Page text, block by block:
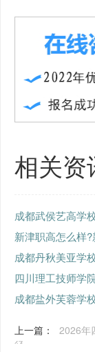
相关资
成都武侯艺高学
新津职高怎么样
成都丹秋美亚学
四川理工技师学
成都盐外芙蓉学
上一篇：
2026年
径